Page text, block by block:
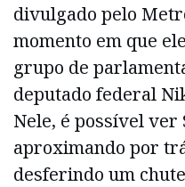
divulgado pelo
momento em que
grupo de
deputado federal
Nele, é possível ver
aproximando por
desferindo um